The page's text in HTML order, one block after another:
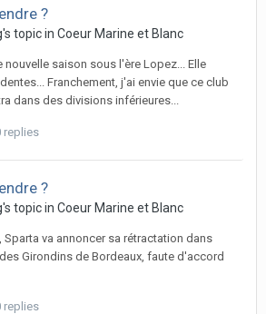
?
topic in Coeur Marine et Blanc
nouvelle saison sous l'ère Lopez... Elle
Franchement, j'ai envie que ce club
dans des divisions inférieures...
replies
?
topic in Coeur Marine et Blanc
va annoncer sa rétractation dans
Girondins de Bordeaux, faute d'accord
replies